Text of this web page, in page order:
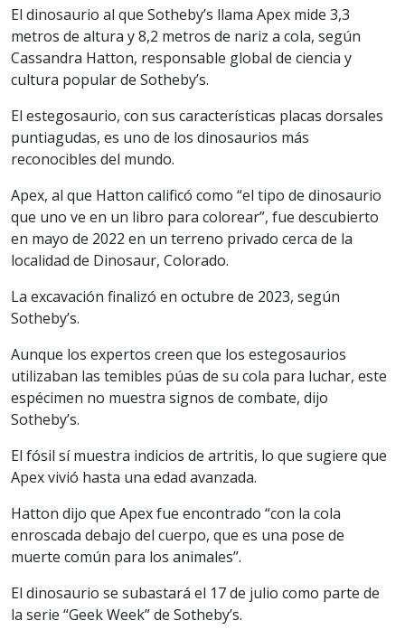
El dinosaurio al que Sotheby’s llama Apex mide 3,3
metros de altura y 8,2 metros de nariz a cola, según
Cassandra Hatton, responsable global de ciencia y
cultura popular de Sotheby’s.
El estegosaurio, con sus características placas dorsales
puntiagudas, es uno de los dinosaurios más
reconocibles del mundo.
Apex, al que Hatton calificó como “el tipo de dinosaurio
que uno ve en un libro para colorear”, fue descubierto
en mayo de 2022 en un terreno privado cerca de la
localidad de Dinosaur, Colorado.
La excavación finalizó en octubre de 2023, según
Sotheby’s.
Aunque los expertos creen que los estegosaurios
utilizaban las temibles púas de su cola para luchar, este
espécimen no muestra signos de combate, dijo
Sotheby’s.
El fósil sí muestra indicios de artritis, lo que sugiere que
Apex vivió hasta una edad avanzada.
Hatton dijo que Apex fue encontrado “con la cola
enroscada debajo del cuerpo, que es una pose de
muerte común para los animales”.
El dinosaurio se subastará el 17 de julio como parte de
la serie “Geek Week” de Sotheby’s.